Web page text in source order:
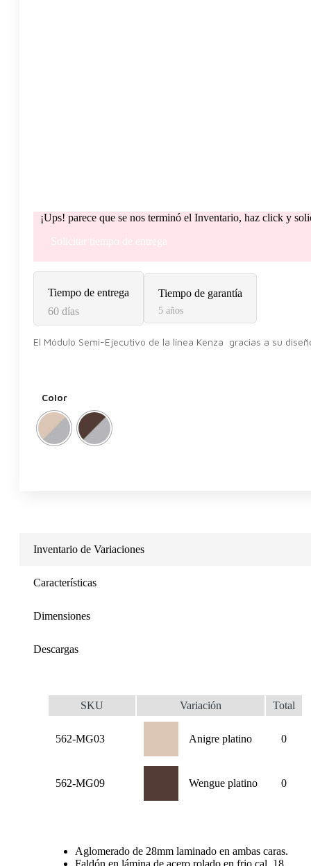
¡Ups! parece que se nos terminó el Inventario, haz click y
Solicitar tiempo de entrega
Tiempo de entrega
60 días
Tiempo de garantía
5 años
El Módulo Semi-Ejecutivo de la línea Kenza gracias a su
Color
Inventario de Variaciones
Características
Dimensiones
Descargas
SKU Variación Total
562-MG03 Anigre platino 0
562-MG09 Wengue platino 0
Aglomerado de 28mm laminado en ambas caras.